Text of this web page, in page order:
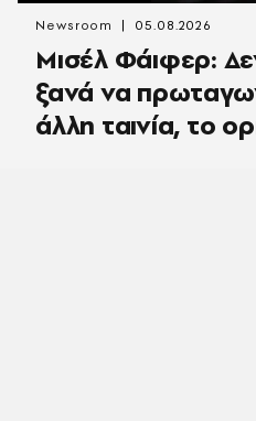
Μισέλ Φάιφερ:
ξανά να
άλλη ταινία, το
Newsroom 05.08.2026